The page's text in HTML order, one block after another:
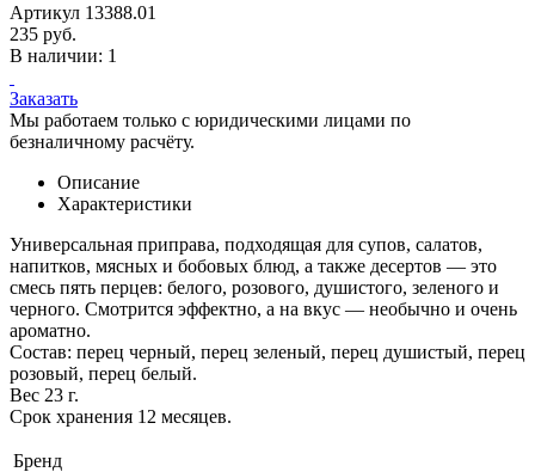
Артикул 13388.01
235 руб.
В наличии: 1
Заказать
Мы работаем только с юридическими лицами по
безналичному расчёту.
Описание
Характеристики
Универсальная приправа, подходящая для супов, салатов,
напитков, мясных и бобовых блюд, а также десертов — это
смесь пять перцев: белого, розового, душистого, зеленого и
черного. Смотрится эффектно, а на вкус — необычно и очень
ароматно.
Состав: перец черный, перец зеленый, перец душистый, перец
розовый, перец белый.
Вес 23 г.
Срок хранения 12 месяцев.
Бренд